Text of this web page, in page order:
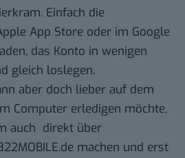
Einfach die
App Store oder im Google
das Konto in wenigen
gleich loslegen.
aber doch lieber auf dem
Computer erledigen möchte,
auch direkt über
machen und erst